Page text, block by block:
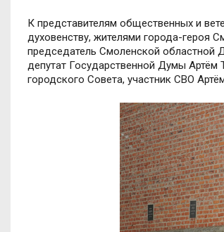
К представителям общественных и
духовенству, жителями города-героя
председатель Смоленской областной
депутат Государственной Думы
городского Совета, участник СВО